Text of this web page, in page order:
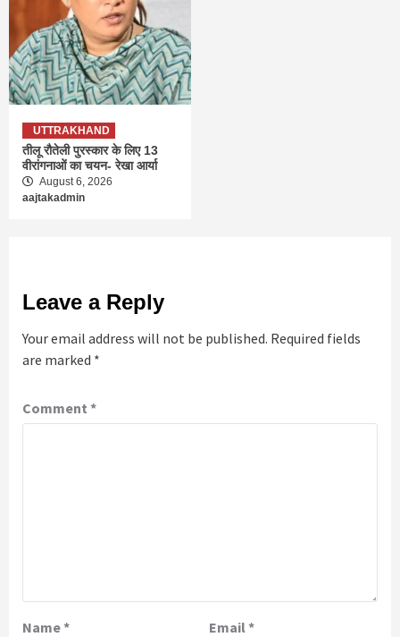
UTTRAKHAND
तीलू रौतेली पुरस्कार के लिए 13
वीरांगनाओं का चयन- रेखा आर्या
August 6, 2026
aajtakadmin
Leave a Reply
Your email address will not be published. Required fields
are marked *
Comment *
Name* Email *